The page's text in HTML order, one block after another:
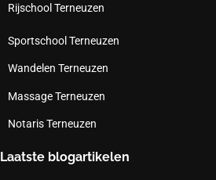
Rijschool Terneuzen
Sportschool Terneuzen
Wandelen Terneuzen
Massage Terneuzen
Notaris Terneuzen
Laatste blogartikelen